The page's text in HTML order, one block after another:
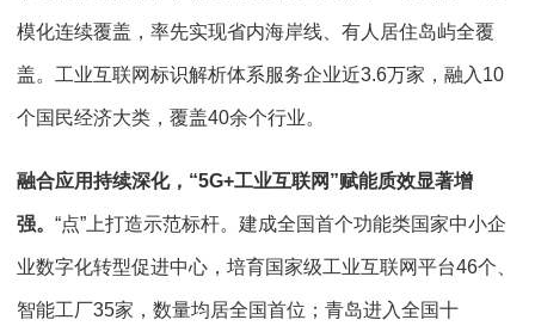
模化连续覆盖，率先实现省内海岸线、有人居住岛屿全覆
盖。工业互联网标识解析体系服务企业近3.6万家，融入10
个国民经济大类，覆盖40余个行业。
融合应用持续深化，“5G+工业互联网”赋能质效显著增
强。 “点”上打造示范标杆。建成全国首个功能类国家中小企
业数字化转型促进中心，培育国家级工业互联网平台46个、
智能工厂35家，数量均居全国首位；青岛进入全国十